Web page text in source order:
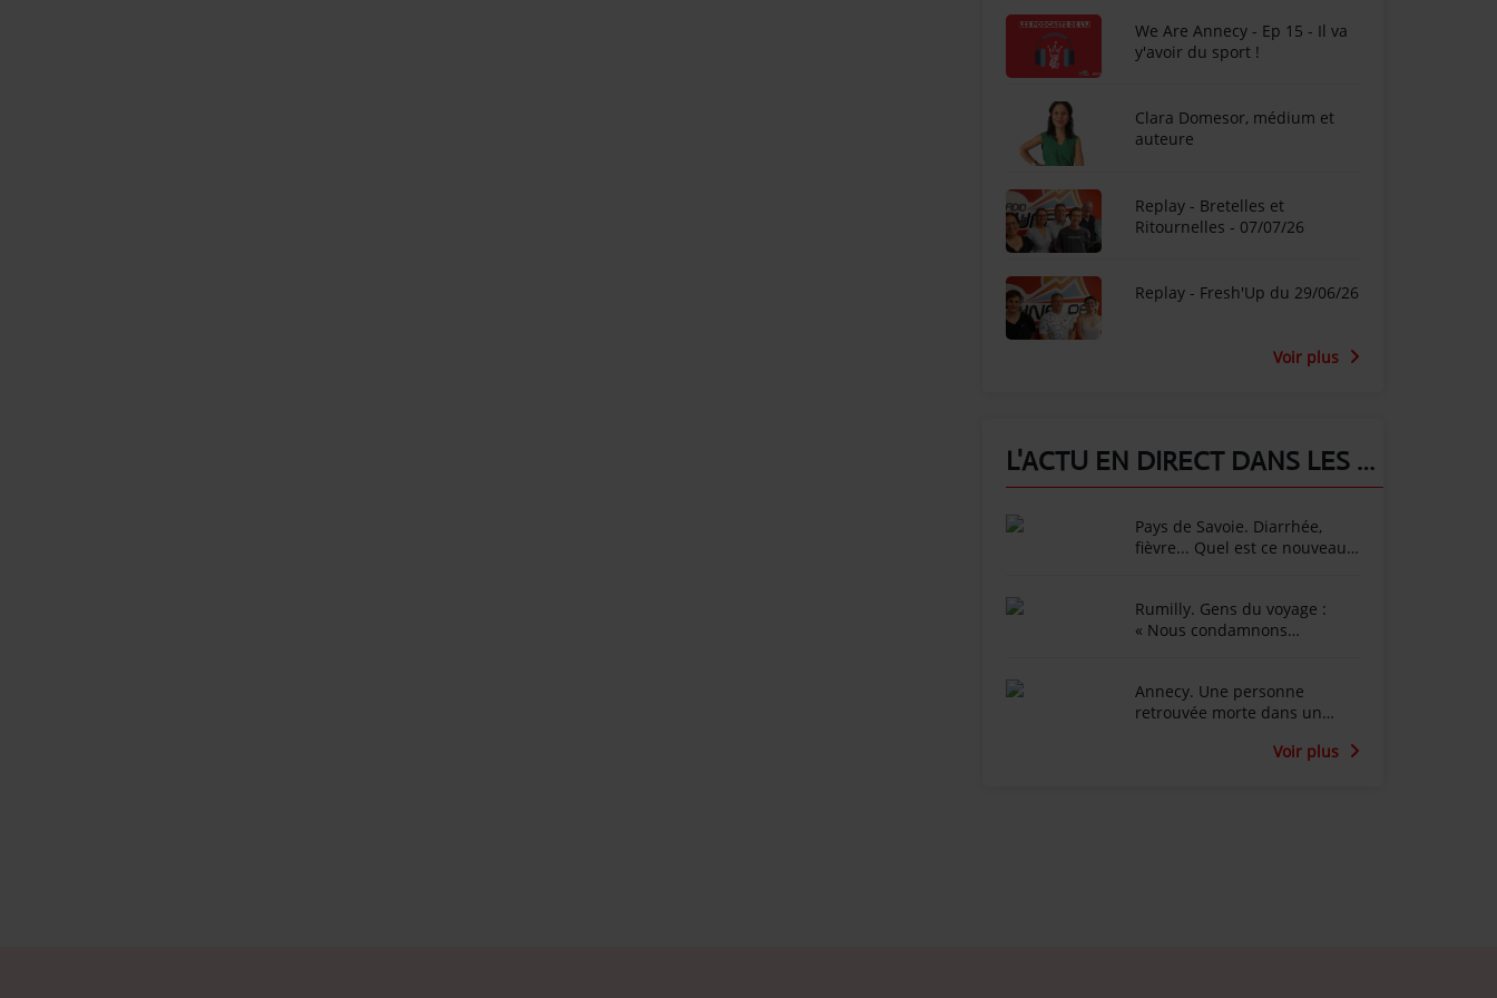
We Are Annecy - Ep 15 - Il va
y'avoir du sport !
Clara Domesor, médium et
auteure
Replay - Bretelles et
Ritournelles - 07/07/26
Replay - Fresh'Up du 29/06/26
Voir plus
L'ACTU EN DIRECT DANS LES ALPES !
Pays de Savoie. Diarrhée,
fièvre... Quel est ce nouveau
Rumilly. Gens du voyage :
« Nous condamnons
véhicules ont quitté mercredi
le terrain occupé
Annecy. Une personne
retrouvée morte dans un
Voir plus